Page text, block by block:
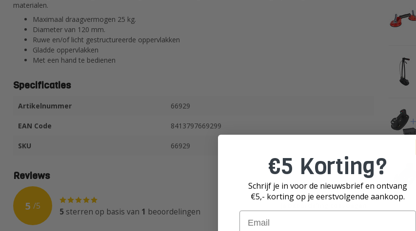
materialen.
Maximaal draagvermogen 25 kg.
Diameter van 120 mm.
Ruwe en/of licht gestructureerde oppervlakken
Gladde oppervlakken
Met een hand te bedienen
Specificaties
Artikelnummer 66929
EAN Code 8413797669299
SKU 66929
Reviews
5 /5
5 sterren op basis van 1 beoordelingen
€5 Korting?
Schrijf je in voor de nieuwsbrief en ontvang
€5,- korting op je eerstvolgende aankoop.
Email